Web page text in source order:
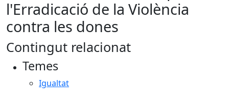
l'Erradicació de la Violència
contra les dones
Contingut relacionat
Temes
Igualtat